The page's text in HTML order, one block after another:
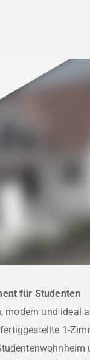
für Studenten
modern und ideal
1-